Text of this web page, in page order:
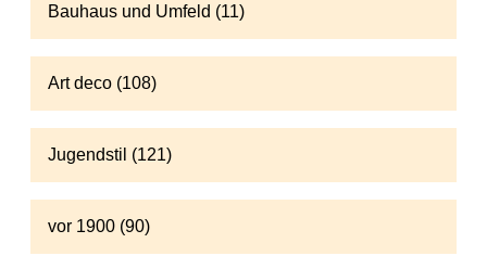
Bauhaus und Umfeld (11)
Art deco (108)
Jugendstil (121)
vor 1900 (90)